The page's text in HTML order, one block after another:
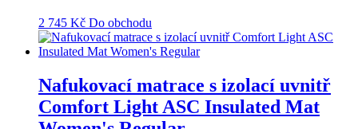
2 745 Kč Do obchodu
Nafukovací matrace s izolací uvnitř
Comfort Light ASC Insulated Mat